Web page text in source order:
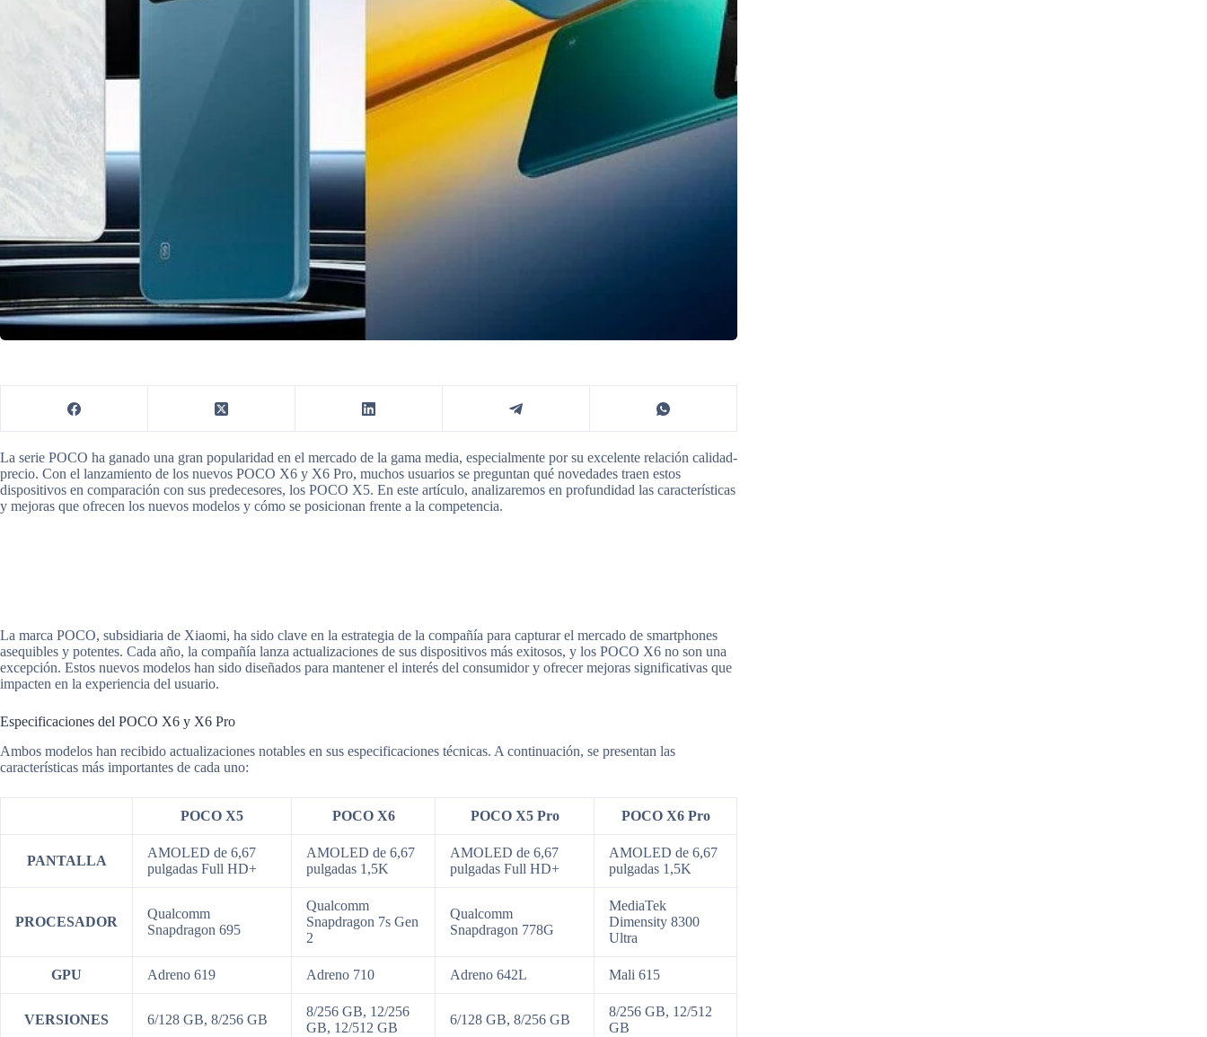
La serie POCO ha ganado una gran popularidad en el mercado de la gama media, especialmente por su excelente relación calidad-
precio. Con el lanzamiento de los nuevos POCO X6 y X6 Pro, muchos usuarios se preguntan qué novedades traen estos
dispositivos en comparación con sus predecesores, los POCO X5. En este artículo, analizaremos en profundidad las características
y mejoras que ofrecen los nuevos modelos y cómo se posicionan frente a la competencia.
La marca POCO, subsidiaria de Xiaomi, ha sido clave en la estrategia de la compañía para capturar el mercado de smartphones
asequibles y potentes. Cada año, la compañía lanza actualizaciones de sus dispositivos más exitosos, y los POCO X6 no son una
excepción. Estos nuevos modelos han sido diseñados para mantener el interés del consumidor y ofrecer mejoras significativas que
impacten en la experiencia del usuario.
Especificaciones del POCO X6 y X6 Pro
Ambos modelos han recibido actualizaciones notables en sus especificaciones técnicas. A continuación, se presentan las
características más importantes de cada uno:
POCO X5 POCO X6 POCO X5 Pro POCO X6 Pro
PANTALLA
AMOLED de 6,67
pulgadas Full HD+
AMOLED de 6,67
pulgadas 1,5K
AMOLED de 6,67
pulgadas Full HD+
AMOLED de 6,67
pulgadas 1,5K
PROCESADOR
Qualcomm
Snapdragon 695
Qualcomm
Snapdragon 7s Gen
2
Qualcomm
Snapdragon 778G
MediaTek
Dimensity 8300
Ultra
GPU Adreno 619 Adreno 710 Adreno 642L Mali 615
VERSIONES 6/128 GB, 8/256 GB
8/256 GB, 12/256
GB, 12/512 GB
6/128 GB, 8/256 GB
8/256 GB, 12/512
GB